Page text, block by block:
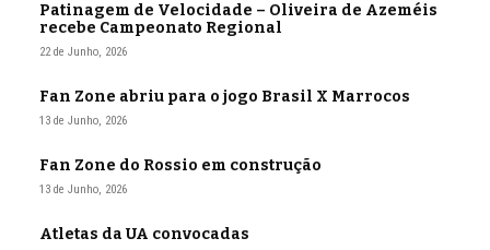
Patinagem de Velocidade – Oliveira de Azeméis
recebe Campeonato Regional
22 de Junho, 2026
Fan Zone abriu para o jogo Brasil X Marrocos
13 de Junho, 2026
Fan Zone do Rossio em construção
13 de Junho, 2026
Atletas da UA convocadas